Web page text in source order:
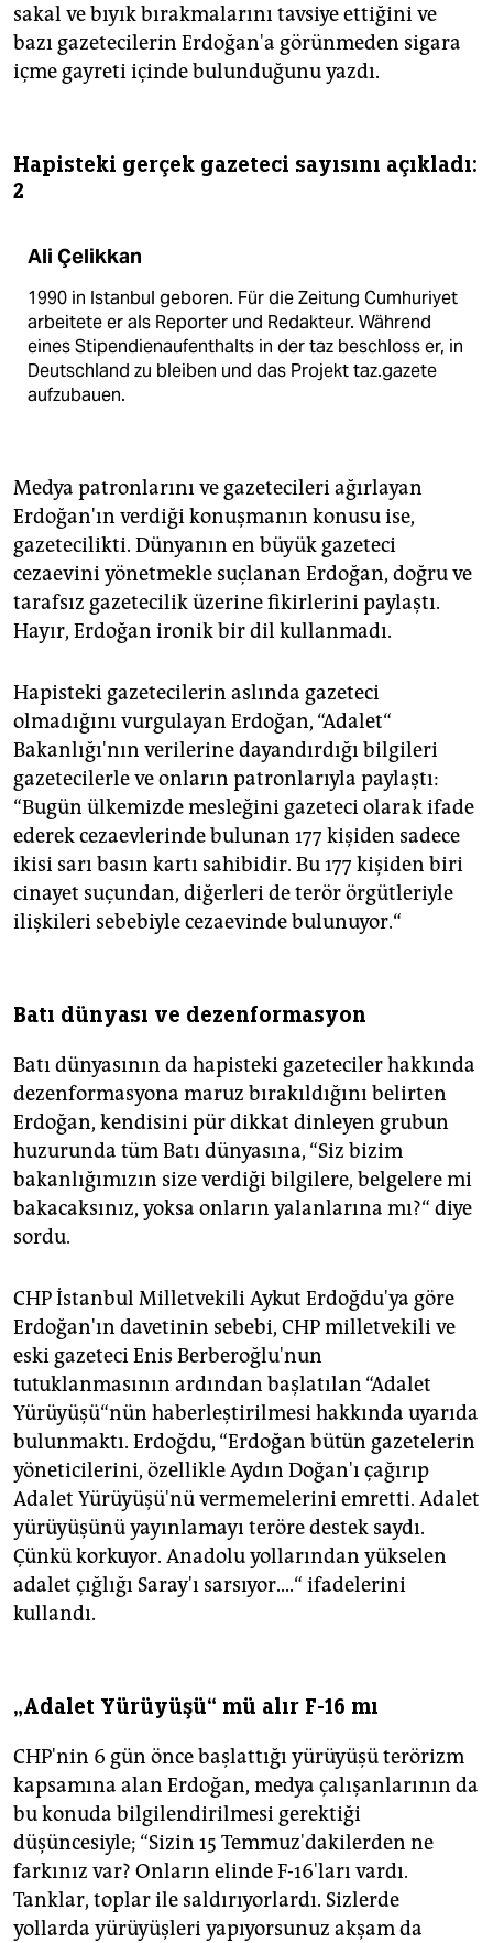
sakal ve bıyık bırakmalarını tavsiye ettiğini ve
bazı gazetecilerin Erdoğan'a görünmeden sigara
içme gayreti içinde bulunduğunu yazdı.
Hapisteki gerçek gazeteci sayısını açıkladı:
2
Ali Çelikkan
1990 in Istanbul geboren. Für die Zeitung Cumhuriyet
arbeitete er als Reporter und Redakteur. Während
eines Stipendienaufenthalts in der taz beschloss er, in
Deutschland zu bleiben und das Projekt taz.gazete
aufzubauen.
Medya patronlarını ve gazetecileri ağırlayan
Erdoğan'ın verdiği konuşmanın konusu ise,
gazetecilikti. Dünyanın en büyük gazeteci
cezaevini yönetmekle suçlanan Erdoğan, doğru ve
tarafsız gazetecilik üzerine fikirlerini paylaştı.
Hayır, Erdoğan ironik bir dil kullanmadı.
Hapisteki gazetecilerin aslında gazeteci
olmadığını vurgulayan Erdoğan, “Adalet“
Bakanlığı'nın verilerine dayandırdığı bilgileri
gazetecilerle ve onların patronlarıyla paylaştı:
“Bugün ülkemizde mesleğini gazeteci olarak ifade
ederek cezaevlerinde bulunan 177 kişiden sadece
ikisi sarı basın kartı sahibidir. Bu 177 kişiden biri
cinayet suçundan, diğerleri de terör örgütleriyle
ilişkileri sebebiyle cezaevinde bulunuyor.“
Batı dünyası ve dezenformasyon
Batı dünyasının da hapisteki gazeteciler hakkında
dezenformasyona maruz bırakıldığını belirten
Erdoğan, kendisini pür dikkat dinleyen grubun
huzurunda tüm Batı dünyasına, “Siz bizim
bakanlığımızın size verdiği bilgilere, belgelere mi
bakacaksınız, yoksa onların yalanlarına mı?“ diye
sordu.
CHP İstanbul Milletvekili Aykut Erdoğdu'ya göre
Erdoğan'ın davetinin sebebi, CHP milletvekili ve
eski gazeteci Enis Berberoğlu'nun
tutuklanmasının ardından başlatılan “Adalet
Yürüyüşü“nün haberleştirilmesi hakkında uyarıda
bulunmaktı. Erdoğdu, “Erdoğan bütün gazetelerin
yöneticilerini, özellikle Aydın Doğan'ı çağırıp
Adalet Yürüyüşü'nü vermemelerini emretti. Adalet
yürüyüşünü yayınlamayı teröre destek saydı.
Çünkü korkuyor. Anadolu yollarından yükselen
adalet çığlığı Saray'ı sarsıyor....“ ifadelerini
kullandı.
„Adalet Yürüyüşü“ mü alır F-16 mı
CHP'nin 6 gün önce başlattığı yürüyüşü terörizm
kapsamına alan Erdoğan, medya çalışanlarının da
bu konuda bilgilendirilmesi gerektiği
düşüncesiyle; “Sizin 15 Temmuz'dakilerden ne
farkınız var? Onların elinde F-16'ları vardı.
Tanklar, toplar ile saldırıyorlardı. Sizlerde
yollarda yürüyüşleri yapıyorsunuz akşam da